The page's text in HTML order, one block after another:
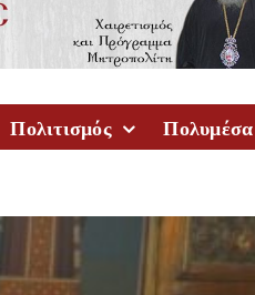
Πολιτισμός Πολυμέσα